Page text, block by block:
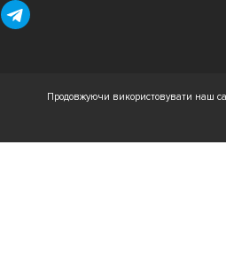
Продовжуючи використовувати наш